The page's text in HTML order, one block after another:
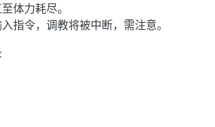
体力耗尽。
指令，调教将被中断，需注意。